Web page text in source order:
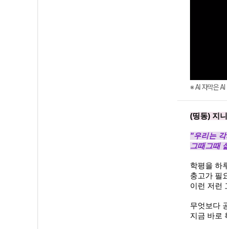
※ AI 자막은 AI
(띵동) 지
"우리는
그때그때
학평을 하
충고가 필
이런 저런
무엇보다
지금 바로